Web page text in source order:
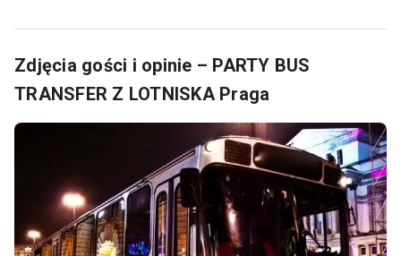
Zdjęcia gości i opinie – PARTY BUS
TRANSFER Z LOTNISKA Praga